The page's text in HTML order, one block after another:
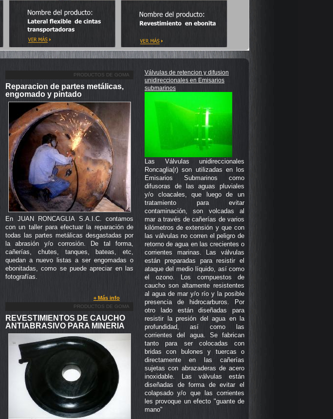
PRODUCTOS DE GOMA
Reparacion de partes metálicas,
engomado y pintado
En JUAN RONCAGLIA S.A.I.C. contamos
con un taller para efectuar la reparación de
todas las partes metálicas desgastadas por
la abrasión y/o corrosión. De tal forma,
cañerías, chutes, tanques, bateas, etc,
quedan a nuevo listas a ser engomadas o
ebonitadas, como se puede apreciar en las
fotografías.
+ Más info
PRODUCTOS DE GOMA
REVESTIMIENTOS DE CAUCHO
ANTIABRASIVO PARA MINERIA
Válvulas de retencion y difusion
unidireccionales en Emisarios
submarinos
Las Válvulas unidireccionales
Roncaglia(r) son utilizadas en los
Emisarios Submarinos como
difusoras de las aguas pluviales
y/o cloacales, que luego de un
tratamiento para evitar
contaminación, son volcadas al
mar a través de cañerías de varios
kilómetros de extensión y que con
las válvulas no corren el peligro de
retorno de agua en las crecientes o
corrientes marinas. Las válvulas
están preparadas para resistir el
ataque del medio líquido, así como
el ozono. Los compuestos de
caucho son altamente resistentes
al agua de mar y/o río y la posible
presencia de hidrocarburos. Por
otro lado están diseñadas para
resistir la presión del agua en la
profundidad, así como las
corrientes del agua. Se fabrican
tanto para ser colocadas con
bridas con bulones y tuercas o
directamente en las cañerías
sujetas con abrazaderas de acero
inoxidable. Las válvulas están
diseñadas de forma de evitar el
colapsado y/o que las corrientes
les provoque un efecto "guante de
mano"